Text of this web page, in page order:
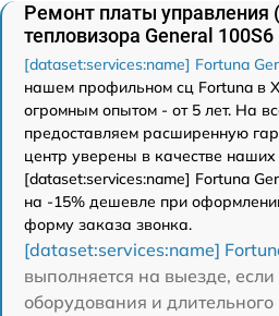
Ремонт платы управления
тепловизора General 100S6
[dataset:services:name] Fortuna
нашем профильном сц Fortuna в
огромным опытом - от 5 лет. На
предоставляем расширенную
центр уверены в качестве наших
[dataset:services:name] Fortuna
на -15% дешевле при
форму заказа звонка.
[dataset:services:name]
выполняется на выезде,
оборудования и